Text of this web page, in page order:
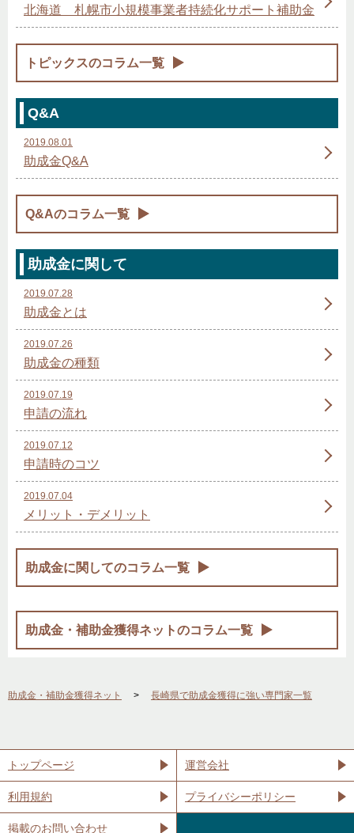
北海道 札幌市小規模事業者持続化サポート補助金
トピックスのコラム一覧
Q&A
2019.08.01
助成金Q&A
Q&Aのコラム一覧
助成金に関して
2019.07.28
助成金とは
2019.07.26
助成金の種類
2019.07.19
申請の流れ
2019.07.12
申請時のコツ
2019.07.04
メリット・デメリット
助成金に関してのコラム一覧
助成金・補助金獲得ネットのコラム一覧
助成金・補助金獲得ネット 長崎県で助成金獲得に強い専門家一覧
トップページ 運営会社
利用規約 プライバシーポリシー
掲載のお問い合わせ